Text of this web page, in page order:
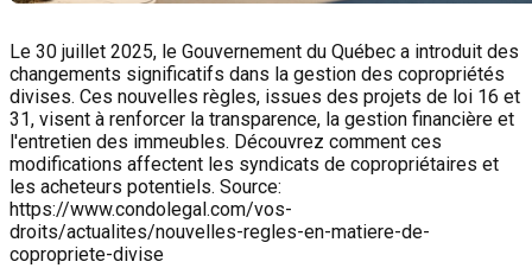
Le 30 juillet 2025, le Gouvernement du Québec a introduit des
changements significatifs dans la gestion des copropriétés
divises. Ces nouvelles règles, issues des projets de loi 16 et
31, visent à renforcer la transparence, la gestion financière et
l'entretien des immeubles. Découvrez comment ces
modifications affectent les syndicats de copropriétaires et
les acheteurs potentiels. Source:
https://www.condolegal.com/vos-
droits/actualites/nouvelles-regles-en-matiere-de-
copropriete-divise